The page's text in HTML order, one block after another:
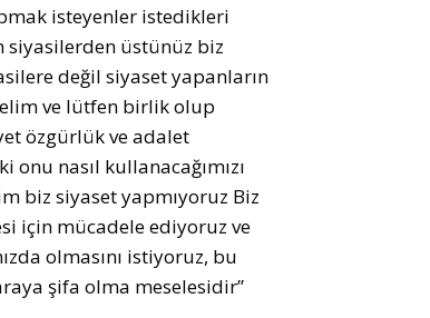
isteyenler istedikleri
üstünüz biz
değil siyaset yapanların
ve lütfen birlik olup
özgürlük ve adalet
nasıl kullanacağımızı
biz siyaset yapmıyoruz Biz
için mücadele ediyoruz ve
olmasını istiyoruz, bu
şifa olma meselesidir”